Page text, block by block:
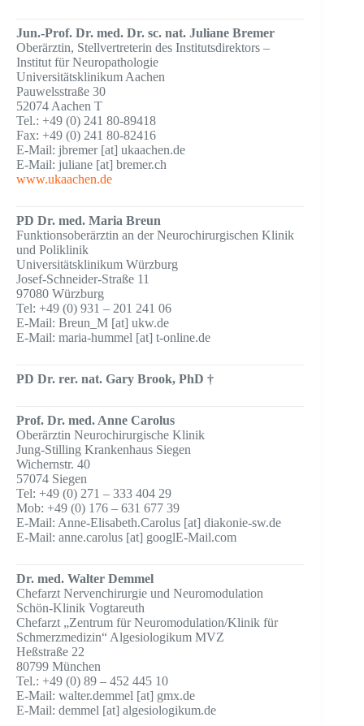
Jun.-Prof. Dr. med. Dr. sc. nat. Juliane Bremer
Oberärztin, Stellvertreterin des Institutsdirektors –
Institut für Neuropathologie
Universitätsklinikum Aachen
Pauwelsstraße 30
52074 Aachen T
Tel.: +49 (0) 241 80-89418
Fax: +49 (0) 241 80-82416
E-Mail: jbremer [at] ukaachen.de
E-Mail: juliane [at] bremer.ch
www.ukaachen.de
PD Dr. med. Maria Breun
Funktionsoberärztin an der Neurochirurgischen Klinik
und Poliklinik
Universitätsklinikum Würzburg
Josef-Schneider-Straße 11
97080 Würzburg
Tel: +49 (0) 931 – 201 241 06
E-Mail: Breun_M [at] ukw.de
E-Mail: maria-hummel [at] t-online.de
PD Dr. rer. nat. Gary Brook, PhD †
Prof. Dr. med. Anne Carolus
Oberärztin Neurochirurgische Klinik
Jung-Stilling Krankenhaus Siegen
Wichernstr. 40
57074 Siegen
Tel: +49 (0) 271 – 333 404 29
Mob: +49 (0) 176 – 631 677 39
E-Mail: Anne-Elisabeth.Carolus [at] diakonie-sw.de
E-Mail: anne.carolus [at] googlE-Mail.com
Dr. med. Walter Demmel
Chefarzt Nervenchirurgie und Neuromodulation
Schön-Klinik Vogtareuth
Chefarzt „Zentrum für Neuromodulation/Klinik für
Schmerzmedizin“ Algesiologikum MVZ
Heßstraße 22
80799 München
Tel.: +49 (0) 89 – 452 445 10
E-Mail: walter.demmel [at] gmx.de
E-Mail: demmel [at] algesiologikum.de